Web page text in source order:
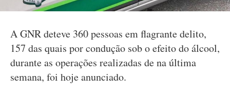
A GNR deteve 360 pessoas em flagrante delito,
157 das quais por condução sob o efeito do álcool,
durante as operações realizadas de na última
semana, foi hoje anunciado.